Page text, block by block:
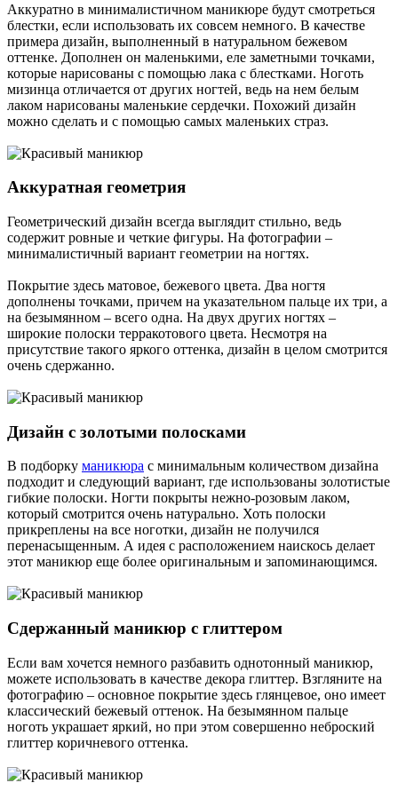
Аккуратно в минималистичном маникюре будут смотреться
блестки, если использовать их совсем немного. В качестве
примера дизайн, выполненный в натуральном бежевом
оттенке. Дополнен он маленькими, еле заметными точками,
которые нарисованы с помощью лака с блестками. Ноготь
мизинца отличается от других ногтей, ведь на нем белым
лаком нарисованы маленькие сердечки. Похожий дизайн
можно сделать и с помощью самых маленьких страз.
Аккуратная геометрия
Геометрический дизайн всегда выглядит стильно, ведь
содержит ровные и четкие фигуры. На фотографии –
минималистичный вариант геометрии на ногтях.
Покрытие здесь матовое, бежевого цвета. Два ногтя
дополнены точками, причем на указательном пальце их три, а
на безымянном – всего одна. На двух других ногтях –
широкие полоски терракотового цвета. Несмотря на
присутствие такого яркого оттенка, дизайн в целом смотрится
очень сдержанно.
Дизайн с золотыми полосками
В подборку маникюра с минимальным количеством дизайна
подходит и следующий вариант, где использованы золотистые
гибкие полоски. Ногти покрыты нежно-розовым лаком,
который смотрится очень натурально. Хоть полоски
прикреплены на все ноготки, дизайн не получился
перенасыщенным. А идея с расположением наискось делает
этот маникюр еще более оригинальным и запоминающимся.
Сдержанный маникюр с глиттером
Если вам хочется немного разбавить однотонный маникюр,
можете использовать в качестве декора глиттер. Взгляните на
фотографию – основное покрытие здесь глянцевое, оно имеет
классический бежевый оттенок. На безымянном пальце
ноготь украшает яркий, но при этом совершенно неброский
глиттер коричневого оттенка.